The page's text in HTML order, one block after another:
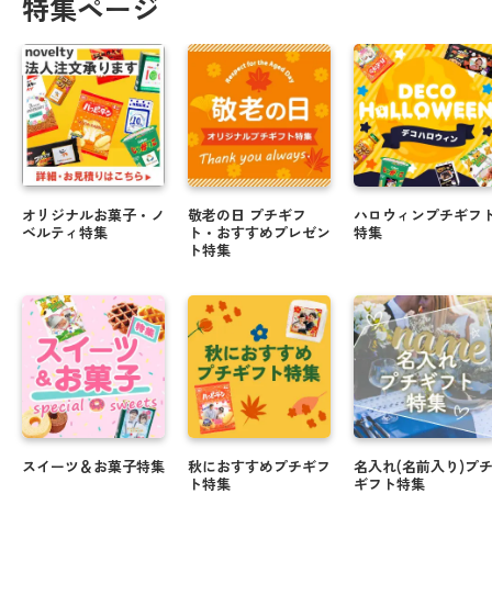
オリジナルお菓子・ノ
ベルティ特集
スイーツ＆お菓子特集
敬老の日 プチギフ
ト・おすすめプレゼン
ト特集
秋におすすめプチギフ
ト特集
ハロウィンプチギフ
特集
名入れ(名前入り)プチ
ギフト特集